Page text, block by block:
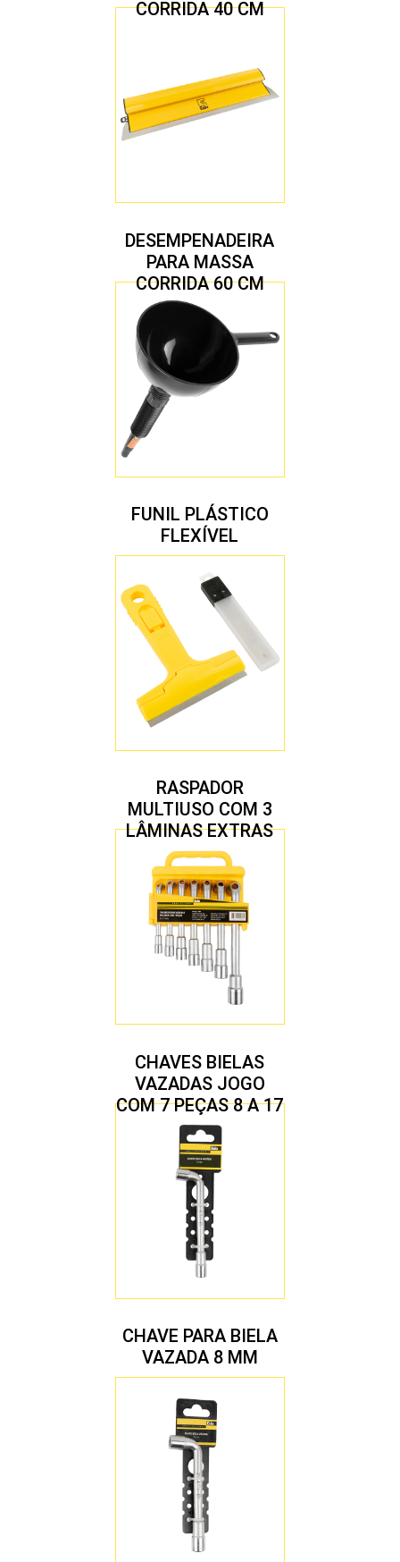
CORRIDA 40 CM
DESEMPENADEIRA
PARA MASSA
CORRIDA 60 CM
FUNIL PLÁSTICO
FLEXÍVEL
RASPADOR
MULTIUSO COM 3
LÂMINAS EXTRAS
CHAVES BIELAS
VAZADAS JOGO
COM 7 PEÇAS 8 A 17
MM
CHAVE PARA BIELA
VAZADA 8 MM